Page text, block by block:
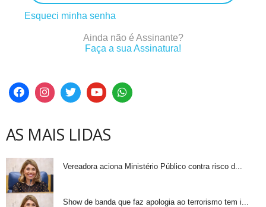
Esqueci minha senha
Ainda não é Assinante?
Faça a sua Assinatura!
AS MAIS LIDAS
Vereadora aciona Ministério Público contra risco d...
Show de banda que faz apologia ao terrorismo tem i...